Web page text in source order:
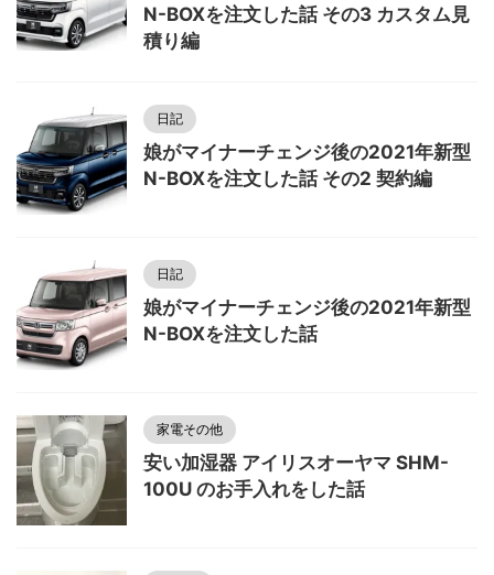
N-BOXを注文した話 その3 カスタム見
積り編
日記
娘がマイナーチェンジ後の2021年新型
N-BOXを注文した話 その2 契約編
日記
娘がマイナーチェンジ後の2021年新型
N-BOXを注文した話
家電その他
安い加湿器 アイリスオーヤマ SHM-
100U のお手入れをした話